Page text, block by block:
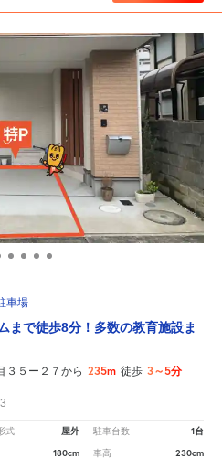
車場
まで徒歩8分！多数の教育施設ま
３５ー２７から 235m 徒歩 3～5分
式 屋外 駐車台数 1台
180cm 車高 230cm